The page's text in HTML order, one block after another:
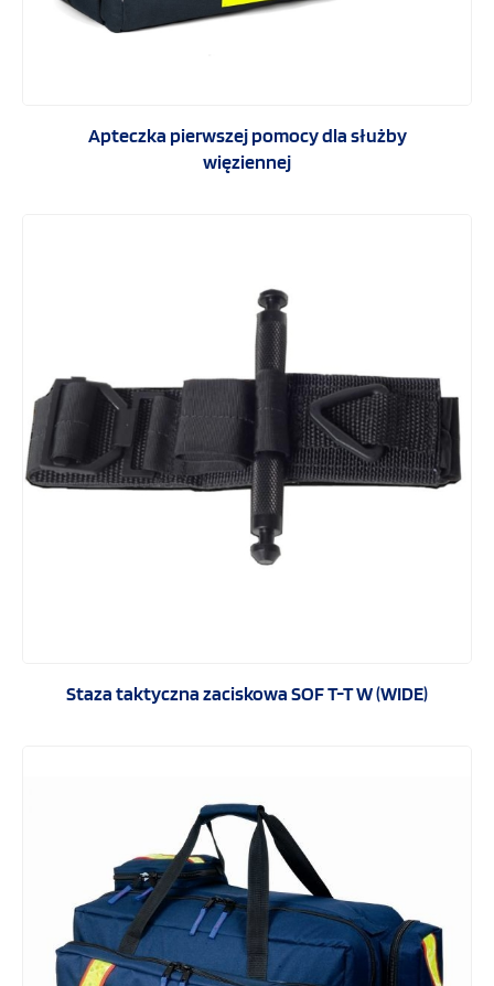
Apteczka pierwszej pomocy dla służby
więziennej
Staza taktyczna zaciskowa SOF T-T W (WIDE)